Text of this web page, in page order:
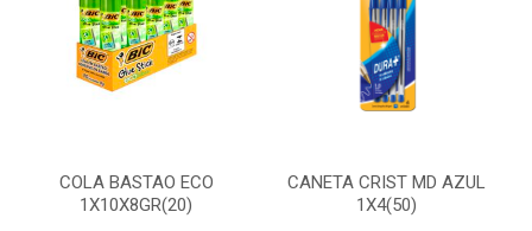
COLA BASTAO ECO
1X10X8GR(20)
CANETA CRIST MD AZUL
1X4(50)